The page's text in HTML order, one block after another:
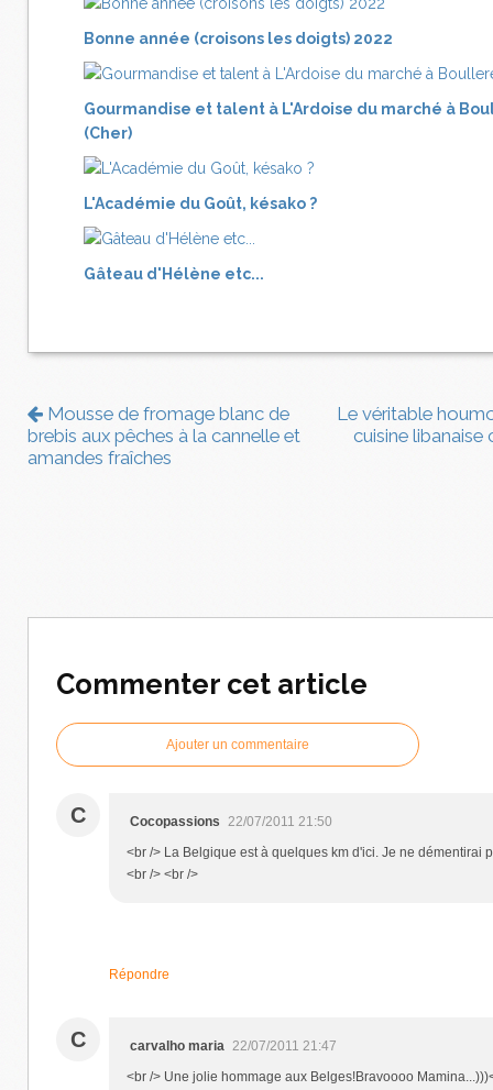
Bonne année (croisons les doigts) 2022
Gourmandise et talent à L'Ardoise du marché à
(Cher)
L'Académie du Goût, késako ?
Gâteau d'Hélène etc...
Mousse de fromage blanc de
brebis aux pêches à la cannelle et
amandes fraîches
Le véritable
cuisine
Commenter cet article
Ajouter un commentaire
C Cocopassions 22/07/2011 21:50
<br /> La Belgique est à quelques km d'ici. Je ne démentirai
<br /> <br />
Répondre
C carvalho maria 22/07/2011 21:47
<br /> Une jolie hommage aux Belges!Bravoooo